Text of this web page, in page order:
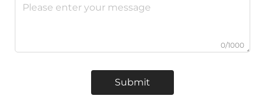
0/1000
Submit